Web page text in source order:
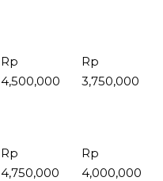
Rp
4,500,000
Rp
3,750,000
Rp
4,750,000
Rp
4,000,000